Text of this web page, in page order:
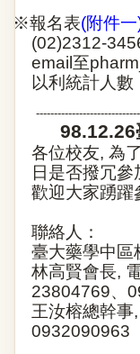
※報名表(附件一
(02)2312-
email 至
以利統計人數
98.12.26
各位校友, 為
日 是否撥冗參
歡迎大家踴躍
聯絡人：
臺大藥學中區
林高賢會長,
23804769、
王汝榕總幹事,
0932090963